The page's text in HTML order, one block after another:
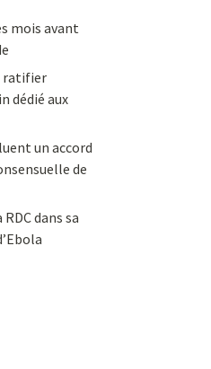
mois avant
ratifier
dédié aux
un accord
de
dans sa